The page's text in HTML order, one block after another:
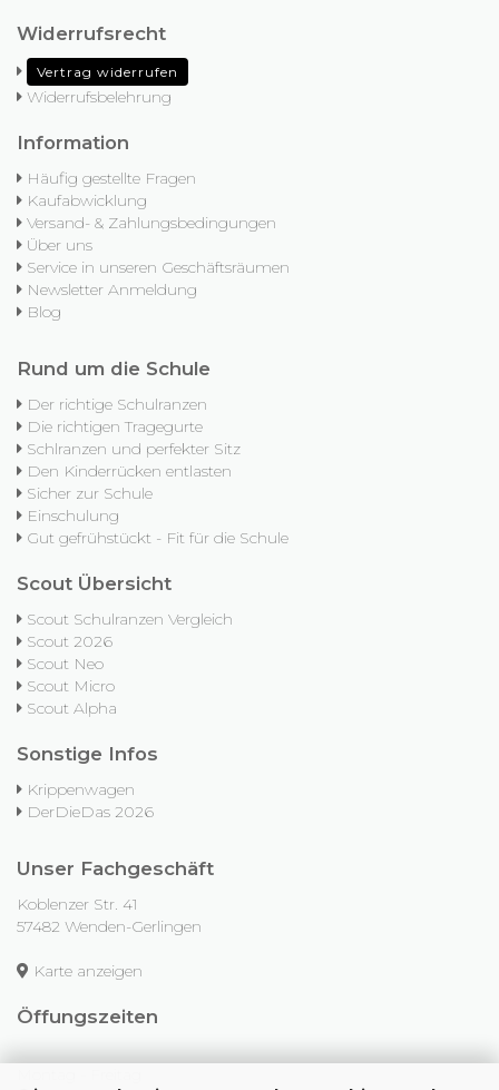
Widerrufsrecht
Vertrag widerrufen
Widerrufsbelehrung
Information
Häufig gestellte Fragen
Kaufabwicklung
Versand- & Zahlungsbedingungen
Über uns
Service in unseren Geschäftsräumen
Newsletter Anmeldung
Blog
Rund um die Schule
Der richtige Schulranzen
Die richtigen Tragegurte
Schlranzen und perfekter Sitz
Den Kinderrücken entlasten
Sicher zur Schule
Einschulung
Gut gefrühstückt - Fit für die Schule
Scout Übersicht
Scout Schulranzen Vergleich
Scout 2026
Scout Neo
Scout Micro
Scout Alpha
Sonstige Infos
Krippenwagen
DerDieDas 2026
Unser Fachgeschäft
Koblenzer Str. 41
57482 Wenden-Gerlingen
Karte anzeigen
Öffungszeiten